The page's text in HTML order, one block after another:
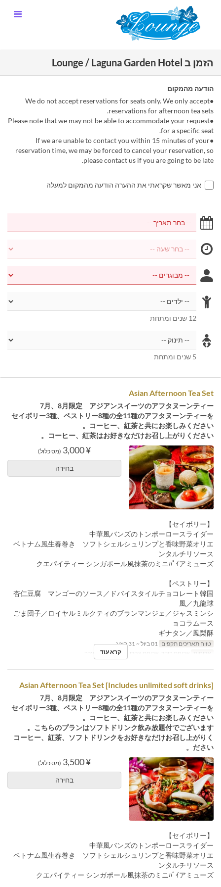
הזמן ב Lounge / Laguna Garden Hotel
הודעה מהמקום
●We do not accept reservations for seats only. We only accept
reservations for afternoon tea sets.
●Please note that we may not be able to accommodate your request
for a specific seat.
●If we are unable to contact you within 15 minutes of your
reservation time, we may be forced to cancel your reservation, so
please contact us if you are going to be late.
אני מאשר שקראתי את ההערה הודעה מהמקום למעלה
12 שנים ומתחת
5 שנים ומתחת
Asian Afternoon Tea Set
7月、8月限定 アジアンスイーツのアフタヌーンティー
セイボリー3種、ペストリー8種の全11種のアフタヌーンティーを
コーヒー、紅茶と共にお楽しみください。
コーヒー、紅茶はお好きなだけお召し上がりください。
¥ 3,000 (מס כלול)
בחירה
【セイボリー】
中華風バンズのトンポーロースライダー
ベトナム風生春巻き ソフトシェルシュリンプと香味野菜オリエ
ンタルチリソース
クエパイティー シンガポール風抹茶のミニﾊﾟｲアミューズ
【ペストリー】
杏仁豆腐 マンゴーのソース／ドバイスタイルチョコレート韓国
風／九龍球
ごま団子／ロイヤルミルクティのブランマンジェ／ジャスミンシ
ョコラムース
ギナタン／鳳梨酥
טווח תאריכים תקפים
ארוחות ארוחת בוקר, ארוחת צהריים, תה, ארוחת ערב
קרא עוד
[Includes unlimited soft drinks] Asian Afternoon Tea Set
7月、8月限定 アジアンスイーツのアフタヌーンティー
セイボリー3種、ペストリー8種の全11種のアフタヌーンティーを
コーヒー、紅茶と共にお楽しみください。
こちらのプランはソフトドリンク飲み放題付でございます。
コーヒー、紅茶、ソフトドリンクをお好きなだけお召し上がりく
ださい。
¥ 3,500 (מס כלול)
בחירה
【セイボリー】
中華風バンズのトンポーロースライダー
ベトナム風生春巻き ソフトシェルシュリンプと香味野菜オリエ
ンタルチリソース
クエパイティー シンガポール風抹茶のミニﾊﾟｲアミューズ